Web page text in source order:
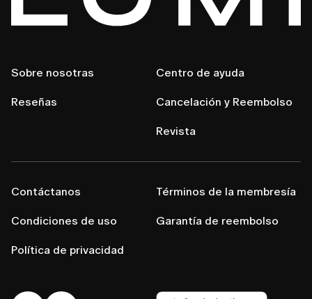
Sobre nosotras
Reseñas
Centro de ayuda
Cancelación y Reembolso
Revista
Contáctanos
Condiciones de uso
Política de privacidad
Términos de la membresía
Garantía de reembolso